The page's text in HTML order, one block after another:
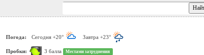
Погода: Сегодня +20° Завтра +23°
Пробки: 3 балла Местами затруднения